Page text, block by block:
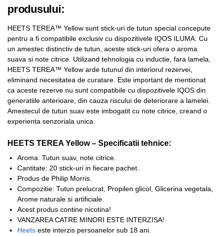
produsului:
HEETS TEREA™ Yellow sunt stick-uri de tutun special concepute
pentru a fi compatibile exclusiv cu dispozitivele IQOS ILUMA. Cu
un amestec distinctiv de tutun, aceste stick-uri ofera o aroma
suava si note citrice. Utilizand tehnologia cu inductie, fara lamela,
HEETS TEREA™ Yellow arde tutunul din interiorul rezervei,
eliminand necesitatea de curatare. Este important de mentionat
ca aceste rezerve nu sunt compatibile cu dispozitivele IQOS din
generatiile anterioare, din cauza riscului de deteriorare a lamelei.
Amestecul de tutun suav este imbogatit cu note citrice, creand o
experienta senzoriala unica.
HEETS TEREA Yellow – Specificatii tehnice:
Aroma: Tutun suav, note citrice.
Cantitate: 20 stick-uri in fiecare pachet.
Produs de Philip Morris.
Compozitie: Tutun prelucrat, Propilen glicol, Glicerina vegetala,
Arome naturale si artificiale.
Acest produs contine nicotina!
VANZAREA CATRE MINORI ESTE INTERZISA!
Heets este interzis persoanelor sub 18 ani.